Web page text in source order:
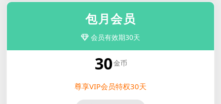
包月会员
会员有效期30天
30金币
尊享VIP会员特权30天